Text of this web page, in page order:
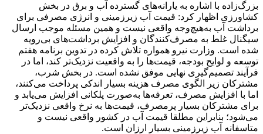
بزرگ‌زاده با اشاره به یارانه‌های گسترده آب و برق در بخش
کشاورزی اظهار کرد: قیمت آب زیرزمینی و انرژی مصرفی برای
برداشت آب به‌هیچ‌وجه واقعی نیست و همین مسئله موجب ارسال
سیگنال غلط به مصرف‌کنندگان و افزایش برداشت‌های بی‌رویه
شده است. وزارت نیرو همواره تلاش کرده در تدوین برنامه هفتم
توسعه و لوایح بودجه، قیمت‌ها را به واقعیت نزدیک‌تر کند، اما در
فرآیند تصمیم‌گیری نهایی موفق نشده است. در بخش شرب،
مشترکان زیر الگوی مصرف هزینه بسیار اندکی پرداخت می‌کنند،
اما با افزایش مصرف، تعرفه‌ها به‌صورت پلکانی افزایش می‌یابد و
برای مشترکان بسیار پرمصرف، قیمت‌ها به نرخ واقعی نزدیک‌تر
می‌شود؛ بنابراین مطلقا قیمت آب در کشور واقعی نیست و
متاسفانه آب زیرزمینی بسیار ارزان است.